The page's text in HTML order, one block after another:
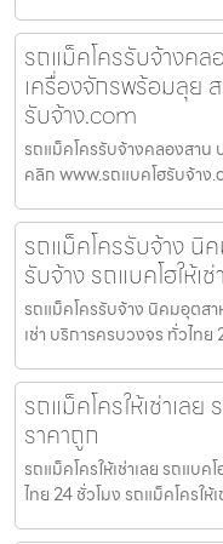
รถแม็คโครรับจ้างคล
เครื่องจักรพร้อมลุย
รับจ้าง.com
รถแม็คโครรับจ้างคลองสาน
คลิก www.รถแบคโฮรับจ้าง
รถแม็คโครรับจ้าง นิ
รับจ้าง รถแบคโฮให้เ
รถแม็คโครรับจ้าง นิคมอุตสา
เช่า บริการครบวงจร ทั่วไท
รถแม็คโครให้เช่าเลย
ราคาถูก
รถแม็คโครให้เช่าเลย รถแบ
ไทย 24 ชั่วโมง รถแม็คโครให้